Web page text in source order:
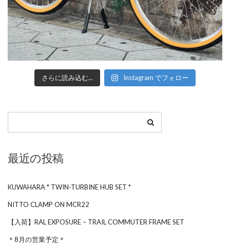
さらに読み込む... Instagram でフォロー
最近の投稿
KUWAHARA * TWIN-TURBINE HUB SET *
NITTO CLAMP ON MCR22
【入荷】RAL EXPOSURE – TRAIL COMMUTER FRAME SET
＊8月の営業予定＊